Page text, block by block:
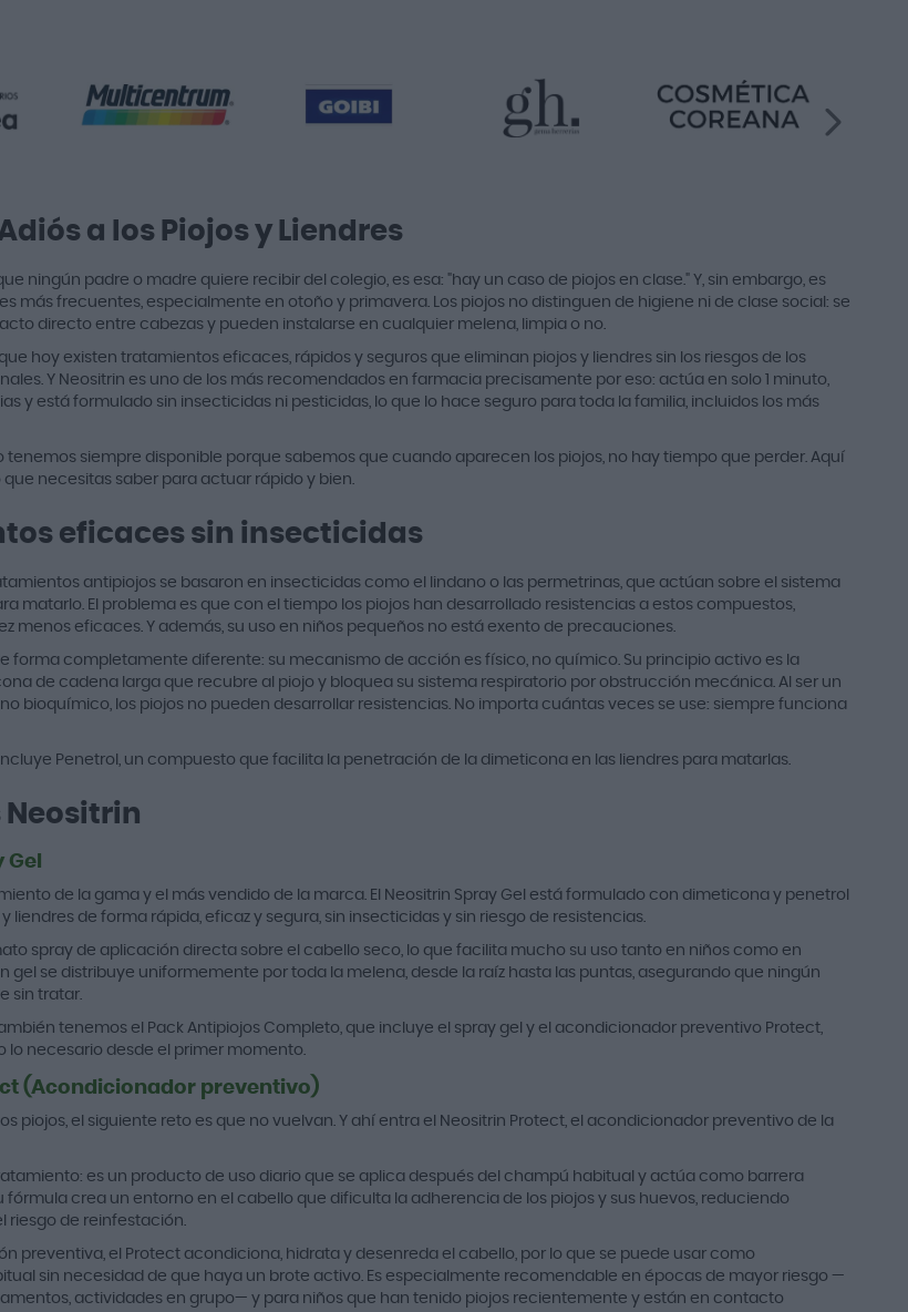
a los Piojos y Liendres
ningún padre o madre quiere recibir del colegio, es esa: "hay un caso de piojos en clase." Y, sin embargo, es
más frecuentes, especialmente en otoño y primavera. Los piojos no distinguen de higiene ni de clase social: se
directo entre cabezas y pueden instalarse en cualquier melena, limpia o no.
hoy existen tratamientos eficaces, rápidos y seguros que eliminan piojos y liendres sin los riesgos de los
Y Neositrin es uno de los más recomendados en farmacia precisamente por eso: actúa en solo 1 minuto,
y está formulado sin insecticidas ni pesticidas, lo que lo hace seguro para toda la familia, incluidos los más
tenemos siempre disponible porque sabemos que cuando aparecen los piojos, no hay tiempo que perder. Aquí
necesitas saber para actuar rápido y bien.
eficaces sin insecticidas
antipiojos se basaron en insecticidas como el lindano o las permetrinas, que actúan sobre el sistema
matarlo. El problema es que con el tiempo los piojos han desarrollado resistencias a estos compuestos,
menos eficaces. Y además, su uso en niños pequeños no está exento de precauciones.
forma completamente diferente: su mecanismo de acción es físico, no químico. Su principio activo es la
de cadena larga que recubre al piojo y bloquea su sistema respiratorio por obstrucción mecánica. Al ser un
bioquímico, los piojos no pueden desarrollar resistencias. No importa cuántas veces se use: siempre funciona
Penetrol, un compuesto que facilita la penetración de la dimeticona en las liendres para matarlas.
Neositrin
de la gama y el más vendido de la marca. El Neositrin Spray Gel está formulado con dimeticona y penetrol
y liendres de forma rápida, eficaz y segura, sin insecticidas y sin riesgo de resistencias.
spray de aplicación directa sobre el cabello seco, lo que facilita mucho su uso tanto en niños como en
gel se distribuye uniformemente por toda la melena, desde la raíz hasta las puntas, asegurando que ningún
sin tratar.
tenemos el Pack Antipiojos Completo, que incluye el spray gel y el acondicionador preventivo Protect,
lo necesario desde el primer momento.
(Acondicionador preventivo)
piojos, el siguiente reto es que no vuelvan. Y ahí entra el Neositrin Protect, el acondicionador preventivo de la
es un producto de uso diario que se aplica después del champú habitual y actúa como barrera
fórmula crea un entorno en el cabello que dificulta la adherencia de los piojos y sus huevos, reduciendo
riesgo de reinfestación.
preventiva, el Protect acondiciona, hidrata y desenreda el cabello, por lo que se puede usar como
sin necesidad de que haya un brote activo. Es especialmente recomendable en épocas de mayor riesgo —
actividades en grupo— y para niños que han tenido piojos recientemente y están en contacto